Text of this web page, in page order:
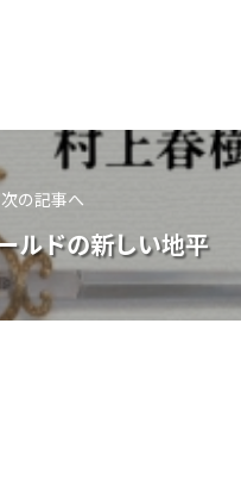
次の記事へ
ルドの新しい地平